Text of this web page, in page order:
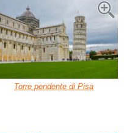
Torre pendente di Pisa